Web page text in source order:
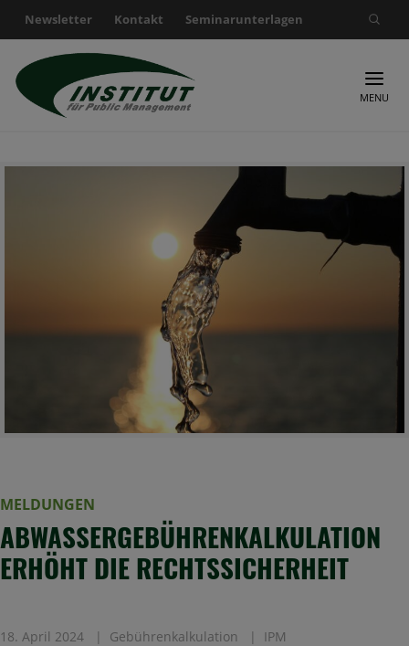
Newsletter Kontakt Seminarunterlagen
Suche nach:
MENU
MELDUNGEN
ABWASSERGEBÜHRENKALKULATION
ERHÖHT DIE RECHTSSICHERHEIT
18. April 2024 Gebührenkalkulation IPM